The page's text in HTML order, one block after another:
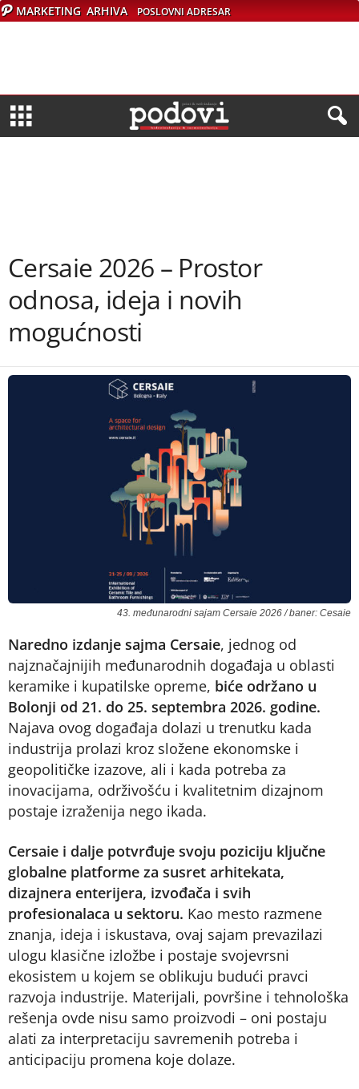
MARKETING ARHIVA POSLOVNI ADRESAR
Cersaie 2026 – Prostor
odnosa, ideja i novih
mogućnosti
43. međunarodni sajam Cersaie 2026 / baner: Cesaie
Naredno izdanje sajma Cersaie, jednog od
najznačajnijih međunarodnih događaja u oblasti
keramike i kupatilske opreme, biće održano u
Bolonji od 21. do 25. septembra 2026. godine.
Najava ovog događaja dolazi u trenutku kada
industrija prolazi kroz složene ekonomske i
geopolitičke izazove, ali i kada potreba za
inovacijama, održivošću i kvalitetnim dizajnom
postaje izraženija nego ikada.
Cersaie i dalje potvrđuje svoju poziciju ključne
globalne platforme za susret arhitekata,
dizajnera enterijera, izvođača i svih
profesionalaca u sektoru. Kao mesto razmene
znanja, ideja i iskustava, ovaj sajam prevazilazi
ulogu klasične izložbe i postaje svojevrsni
ekosistem u kojem se oblikuju budući pravci
razvoja industrije. Materijali, površine i tehnološka
rešenja ovde nisu samo proizvodi – oni postaju
alati za interpretaciju savremenih potreba i
anticipaciju promena koje dolaze.